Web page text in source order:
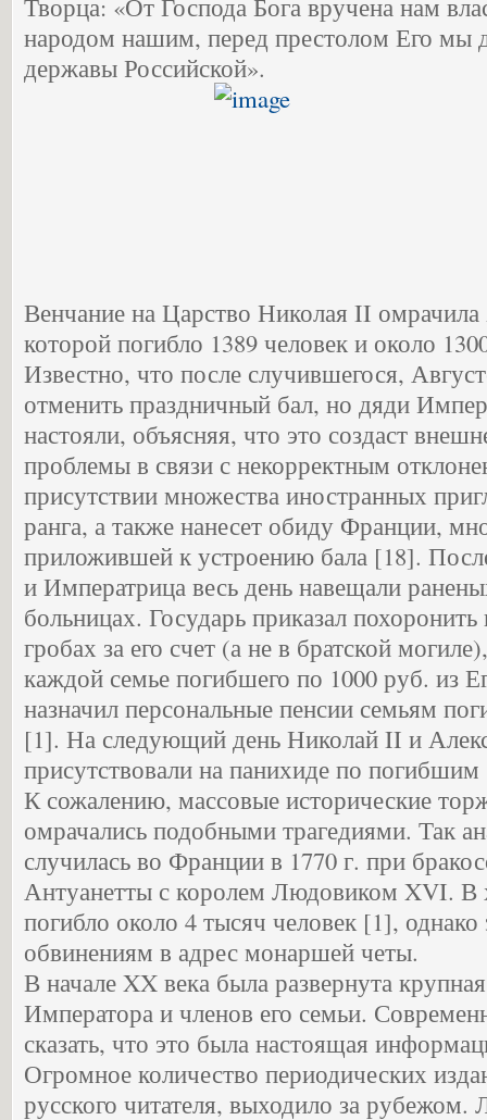
Творца: «От Господа Бога вручена нам
народом нашим, перед престолом Его мы
державы Российской».
Венчание на Царство Николая II омрачила
которой погибло 1389 человек и около
Известно, что после случившегося,
отменить праздничный бал, но дяди
настояли, объясняя, что это создаст
проблемы в связи с некорректным
присутствии множества иностранных
ранга, а также нанесет обиду Франции,
приложившей к устроению бала [18].
и Императрица весь день навещали
больницах. Государь приказал
гробах за его счет (а не в братской
каждой семье погибшего по 1000 руб. из
назначил персональные пенсии семьям
[1]. На следующий день Николай II и
присутствовали на панихиде по
К сожалению, массовые исторические
омрачались подобными трагедиями. Так
случилась во Франции в 1770 г. при
Антуанетты с королем Людовиком XVI. В
погибло около 4 тысяч человек [1], однако
обвинениям в адрес монаршей четы.
В начале XX века была развернута
Императора и членов его семьи.
сказать, что это была настоящая
Огромное количество периодических
русского читателя, выходило за рубежом.